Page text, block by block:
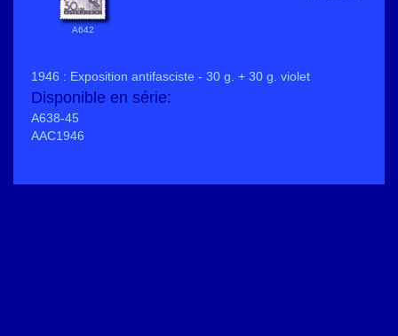
A642
1946 : Exposition antifasciste - 30 g. + 30 g. violet
Disponible en série:
A638-45
AAC1946